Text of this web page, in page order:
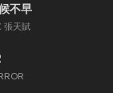
不早
張天賦